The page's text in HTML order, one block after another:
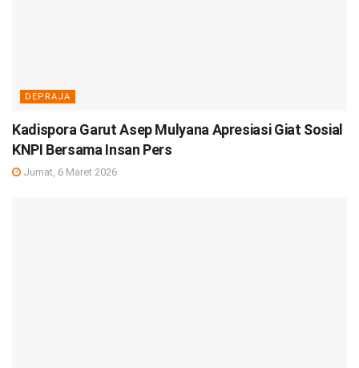
DEPRAJA
Kadispora Garut Asep Mulyana Apresiasi Giat Sosial
KNPI Bersama Insan Pers
Jumat, 6 Maret 2026